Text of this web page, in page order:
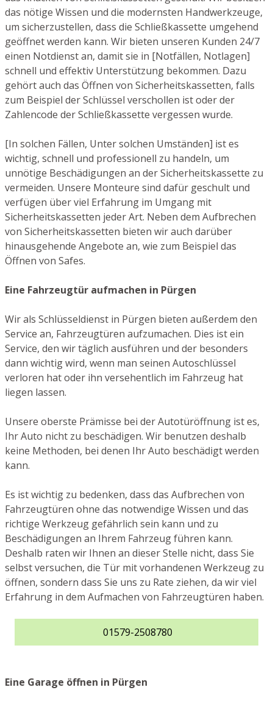
das nötige Wissen und die modernsten Handwerkzeuge,
um sicherzustellen, dass die Schließkassette umgehend
geöffnet werden kann. Wir bieten unseren Kunden 24/7
einen Notdienst an, damit sie in [Notfällen, Notlagen]
schnell und effektiv Unterstützung bekommen. Dazu
gehört auch das Öffnen von Sicherheitskassetten, falls
zum Beispiel der Schlüssel verschollen ist oder der
Zahlencode der Schließkassette vergessen wurde.
[In solchen Fällen, Unter solchen Umständen] ist es
wichtig, schnell und professionell zu handeln, um
unnötige Beschädigungen an der Sicherheitskassette zu
vermeiden. Unsere Monteure sind dafür geschult und
verfügen über viel Erfahrung im Umgang mit
Sicherheitskassetten jeder Art. Neben dem Aufbrechen
von Sicherheitskassetten bieten wir auch darüber
hinausgehende Angebote an, wie zum Beispiel das
Öffnen von Safes.
Eine Fahrzeugtür aufmachen in Pürgen
Wir als Schlüsseldienst in Pürgen bieten außerdem den
Service an, Fahrzeugtüren aufzumachen. Dies ist ein
Service, den wir täglich ausführen und der besonders
dann wichtig wird, wenn man seinen Autoschlüssel
verloren hat oder ihn versehentlich im Fahrzeug hat
liegen lassen.
Unsere oberste Prämisse bei der Autotüröffnung ist es,
Ihr Auto nicht zu beschädigen. Wir benutzen deshalb
keine Methoden, bei denen Ihr Auto beschädigt werden
kann.
Es ist wichtig zu bedenken, dass das Aufbrechen von
Fahrzeugtüren ohne das notwendige Wissen und das
richtige Werkzeug gefährlich sein kann und zu
Beschädigungen an Ihrem Fahrzeug führen kann.
Deshalb raten wir Ihnen an dieser Stelle nicht, dass Sie
selbst versuchen, die Tür mit vorhandenen Werkzeug zu
öffnen, sondern dass Sie uns zu Rate ziehen, da wir viel
Erfahrung in dem Aufmachen von Fahrzeugtüren haben.
01579-2508780
Eine Garage öffnen in Pürgen